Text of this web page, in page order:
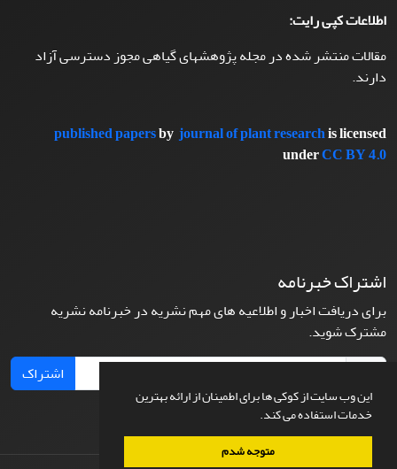
این وب سایت از کوکی ها برای اطمینان از ارائه بهترین
خدمات استفاده می کند.
متوجه شدم
اطلاعات کپی رایت:
مقالات منتشر شده در مجله پژوهشهای گیاهی مجوز دسترسی آزاد
دارند.
published papersbyjournal of plant researchis licensed
underCC BY 4.0
اشتراک خبرنامه
برای دریافت اخبار و اطلاعیه های مهم نشریه در خبرنامه نشریه
مشترک شوید.
اشتراک